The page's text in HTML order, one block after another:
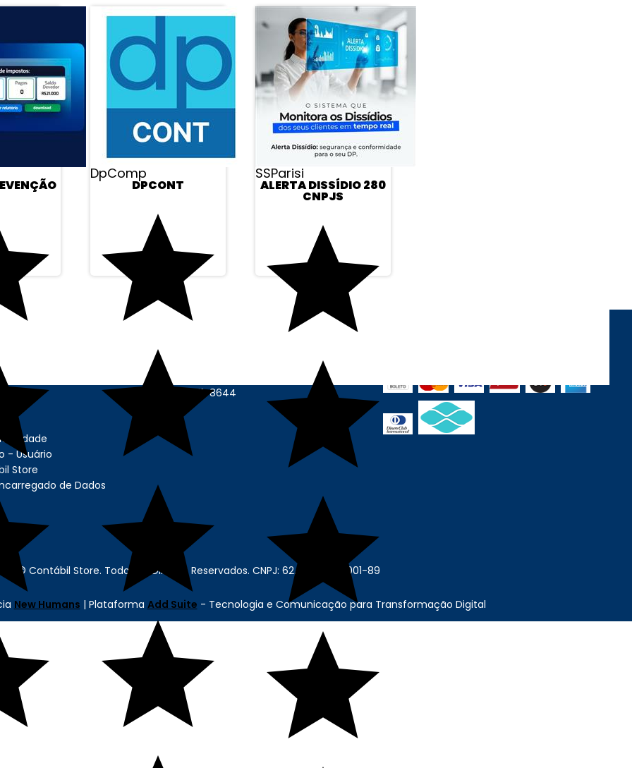
DpComp
DPCONT
SSParisi
ALERTA DISSÍDIO 280
CNPJS
- Usuário
Store
de Dados
CONTATO
bil@contabilstore.org.br
(11) 99271-8644
- © Contábil Store. Todos os Direitos Reservados. CNPJ: 62.636.675/0001-89
New Humans | Plataforma Add Suite - Tecnologia e Comunicação para Transformação Digital